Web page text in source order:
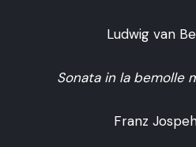
Ludwig van
Sonata in la bemolle
Franz